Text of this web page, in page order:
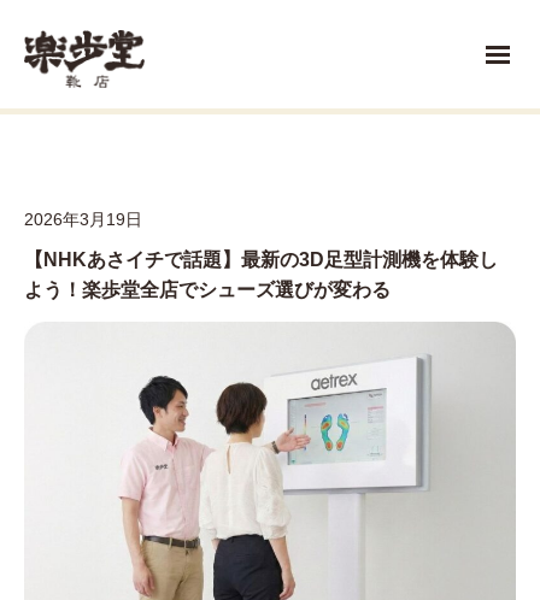
2026年3月19日
【NHKあさイチで話題】最新の3D足型計測機を体験し
よう！楽歩堂全店でシューズ選びが変わる